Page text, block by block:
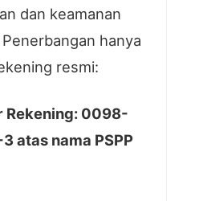
dan keamanan
hanya
resmi:
Rekening: 0098-
atas nama PSPP